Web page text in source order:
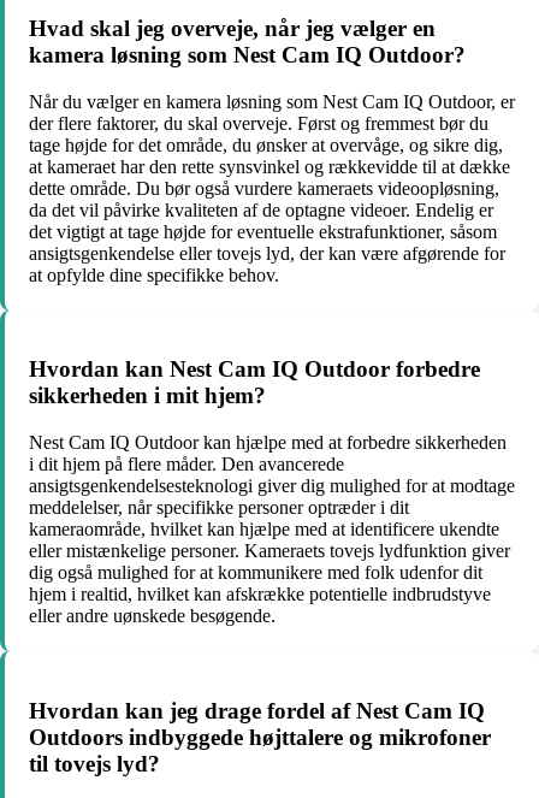
Hvad skal jeg overveje, når jeg vælger en
kamera løsning som Nest Cam IQ Outdoor?
Når du vælger en kamera løsning som Nest Cam IQ Outdoor, er
der flere faktorer, du skal overveje. Først og fremmest bør du
tage højde for det område, du ønsker at overvåge, og sikre dig,
at kameraet har den rette synsvinkel og rækkevidde til at dække
dette område. Du bør også vurdere kameraets videoopløsning,
da det vil påvirke kvaliteten af de optagne videoer. Endelig er
det vigtigt at tage højde for eventuelle ekstrafunktioner, såsom
ansigtsgenkendelse eller tovejs lyd, der kan være afgørende for
at opfylde dine specifikke behov.
Hvordan kan Nest Cam IQ Outdoor forbedre
sikkerheden i mit hjem?
Nest Cam IQ Outdoor kan hjælpe med at forbedre sikkerheden
i dit hjem på flere måder. Den avancerede
ansigtsgenkendelsesteknologi giver dig mulighed for at modtage
meddelelser, når specifikke personer optræder i dit
kameraområde, hvilket kan hjælpe med at identificere ukendte
eller mistænkelige personer. Kameraets tovejs lydfunktion giver
dig også mulighed for at kommunikere med folk udenfor dit
hjem i realtid, hvilket kan afskrække potentielle indbrudstyve
eller andre uønskede besøgende.
Hvordan kan jeg drage fordel af Nest Cam IQ
Outdoors indbyggede højttalere og mikrofoner
til tovejs lyd?